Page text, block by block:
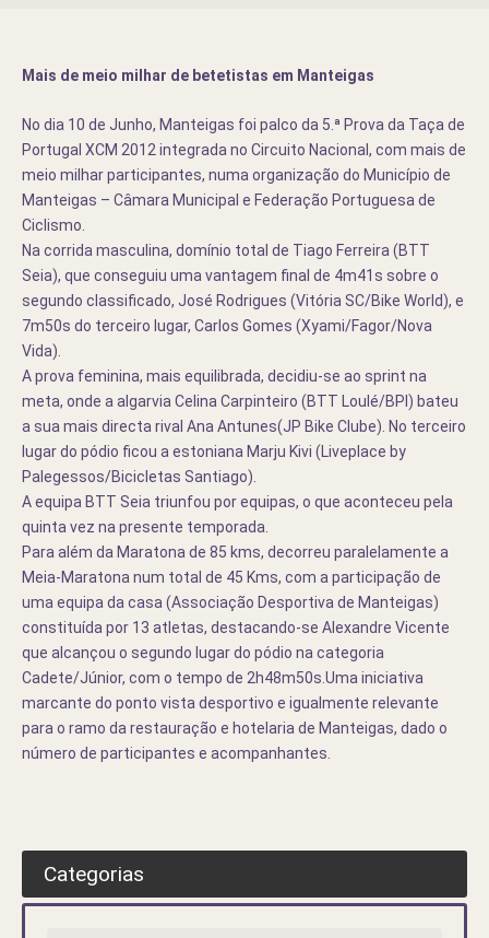
Mais de meio milhar de betetistas em Manteigas
No dia 10 de Junho, Manteigas foi palco da 5.ª Prova da Taça de
Portugal XCM 2012 integrada no Circuito Nacional, com mais de
meio milhar participantes, numa organização do Município de
Manteigas – Câmara Municipal e Federação Portuguesa de
Ciclismo.
Na corrida masculina, domínio total de Tiago Ferreira (BTT
Seia), que conseguiu uma vantagem final de 4m41s sobre o
segundo classificado, José Rodrigues (Vitória SC/Bike World), e
7m50s do terceiro lugar, Carlos Gomes (Xyami/Fagor/Nova
Vida).
A prova feminina, mais equilibrada, decidiu-se ao sprint na
meta, onde a algarvia Celina Carpinteiro (BTT Loulé/BPI) bateu
a sua mais directa rival Ana Antunes(JP Bike Clube). No terceiro
lugar do pódio ficou a estoniana Marju Kivi (Liveplace by
Palegessos/Bicicletas Santiago).
A equipa BTT Seia triunfou por equipas, o que aconteceu pela
quinta vez na presente temporada.
Para além da Maratona de 85 kms, decorreu paralelamente a
Meia-Maratona num total de 45 Kms, com a participação de
uma equipa da casa (Associação Desportiva de Manteigas)
constituída por 13 atletas, destacando-se Alexandre Vicente
que alcançou o segundo lugar do pódio na categoria
Cadete/Júnior, com o tempo de 2h48m50s. Uma iniciativa
marcante do ponto vista desportivo e igualmente relevante
para o ramo da restauração e hotelaria de Manteigas, dado o
número de participantes e acompanhantes.
Categorias